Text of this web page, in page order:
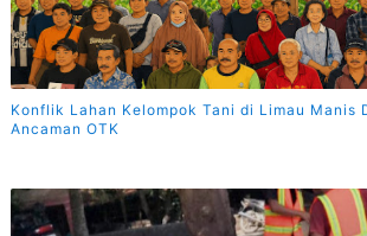
Konflik Lahan Kelompok Tani di Limau Manis
Ancaman OTK